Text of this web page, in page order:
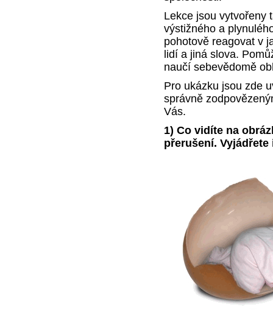
Lekce jsou vytvořeny
výstižného a
pohotově reagovat v
lidí a jiná slova.
naučí sebevědomě
Pro ukázku jsou zde
správně
Vás.
1) Co vidíte na
přerušení.